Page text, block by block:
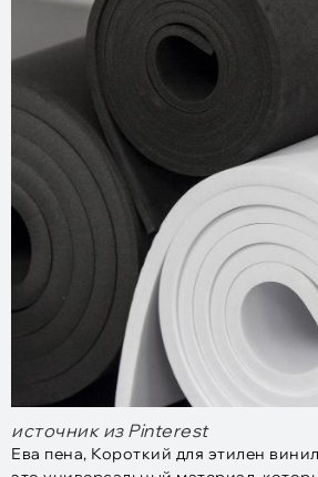
источник из Pinterest
Ева пена, Короткий для этилен